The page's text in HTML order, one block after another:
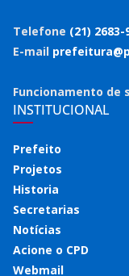
Telefone (21) 2683-
E-mail
Funcionamento de
INSTITUCIONAL
Prefeito
Projetos
Historia
Secretarias
Notícias
Acione o CPD
Webmail